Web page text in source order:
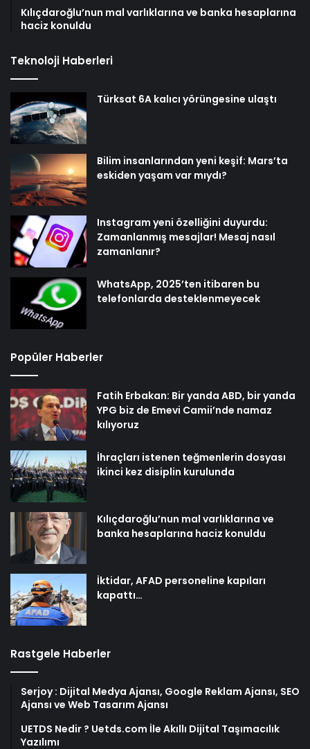
Kılıçdaroğlu’nun mal varlıklarına ve banka hesaplarına
haciz konuldu
Teknoloji Haberleri
Türksat 6A kalıcı yörüngesine ulaştı
Bilim insanlarından yeni keşif: Mars’ta
eskiden yaşam var mıydı?
Instagram yeni özelliğini duyurdu:
Zamanlanmış mesajlar! Mesaj nasıl
zamanlanır?
WhatsApp, 2025’ten itibaren bu
telefonlarda desteklenmeyecek
Popüler Haberler
Fatih Erbakan: Bir yanda ABD, bir yanda
YPG biz de Emevi Camii’nde namaz
kılıyoruz
İhraçları istenen teğmenlerin dosyası
ikinci kez disiplin kurulunda
Kılıçdaroğlu’nun mal varlıklarına ve
banka hesaplarına haciz konuldu
İktidar, AFAD personeline kapıları
kapattı…
Rastgele Haberler
Serjoy : Dijital Medya Ajansı, Google Reklam Ajansı, SEO
Ajansı ve Web Tasarım Ajansı
UETDS Nedir ? Uetds.com İle Akıllı Dijital Taşımacılık
Yazılımı